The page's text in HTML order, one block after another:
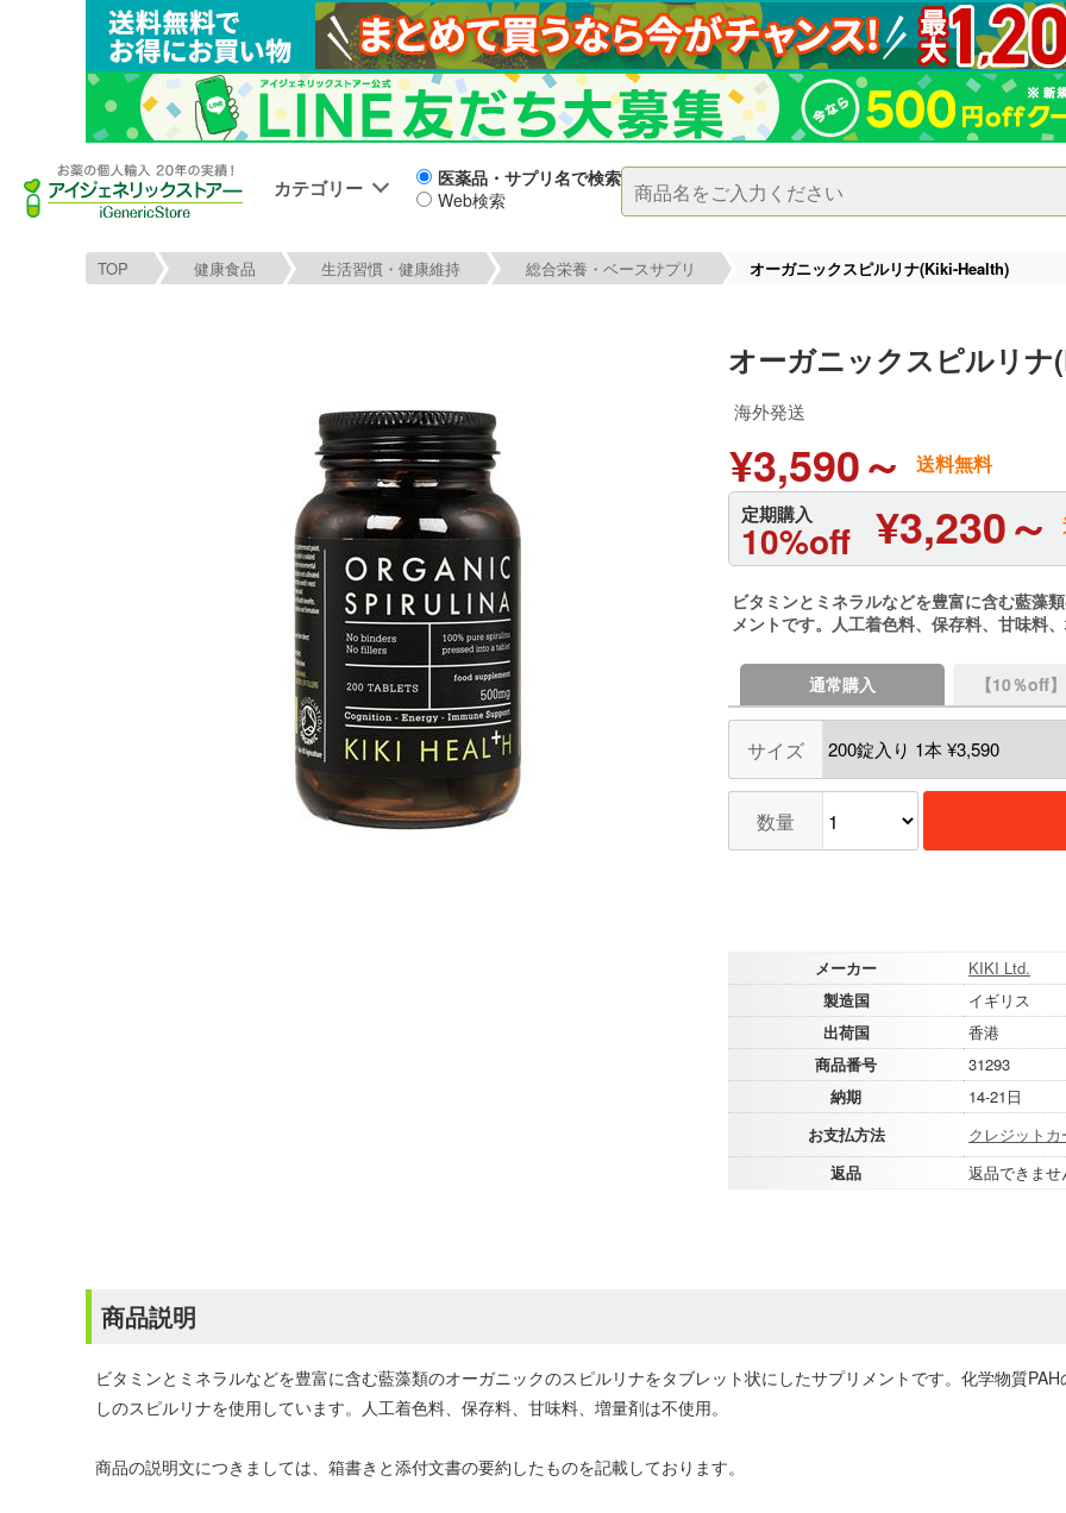
カテゴリー
医薬品・サプリ名で検索
Web検索
TOP 健康食品 生活習慣・健康維持 総合栄養・ベースサプリ オーガニックスピルリナ(Kiki-Health)
オーガニックスピルリ
海外発送
¥3,590～ 送料無料
定期購入
10%off ¥3,230～
ビタミンとミネラルなどを豊富に含む藍藻
メントです。人工着色料、保存料、甘味料、
通常購入 【10％off
サイズ
数量
メーカー
KIKI Ltd.
製造国
イギリス
出荷国
香港
商品番号
31293
納期
14-21日
お支払方法
クレジットカ
返品
返品できま
商品説明
ビタミンとミネラルなどを豊富に含む藍藻類のオーガニックのスピルリナをタブレット状にしたサプリメントです。化学物質
しのスピルリナを使用しています。人工着色料、保存料、甘味料、増量剤は不使用。
商品の説明文につきましては、箱書きと添付文書の要約したものを記載しております。